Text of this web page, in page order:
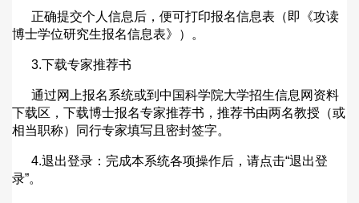
正确提交个人信息后，便可打印报名信息表（即《攻读
博士学位研究生报名信息表》）。
3.下载专家推荐书
通过网上报名系统或到中国科学院大学招生信息网资料
下载区，下载博士报名专家推荐书，推荐书由两名教授（或
相当职称）同行专家填写且密封签字。
4.退出登录：完成本系统各项操作后，请点击“退出登
录”。